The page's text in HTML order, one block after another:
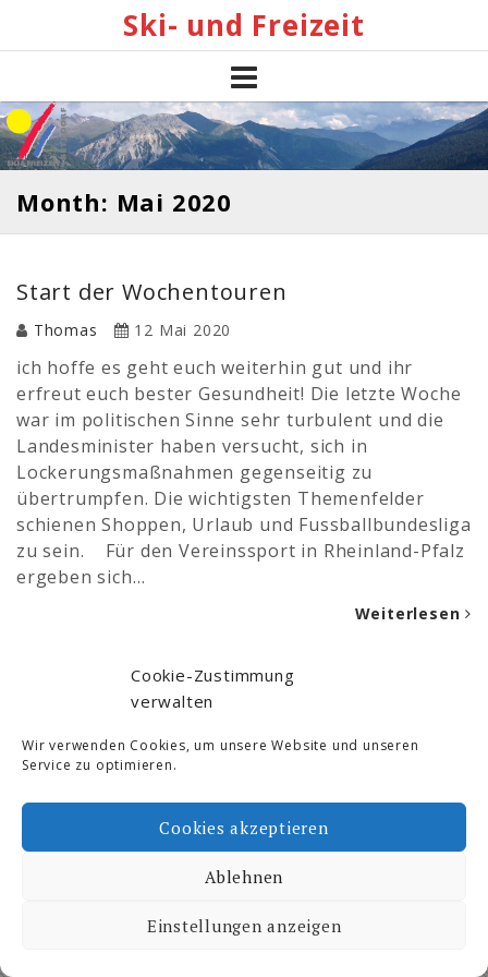
Cookie-Zustimmung
verwalten
Wir verwenden Cookies, um unsere Website und unseren
Service zu optimieren.
Cookies akzeptieren
Ablehnen
Einstellungen anzeigen
Ski- und Freizeit
Month: Mai 2020
Start der Wochentouren
Thomas 12 Mai 2020
ich hoffe es geht euch weiterhin gut und ihr
erfreut euch bester Gesundheit! Die letzte Woche
war im politischen Sinne sehr turbulent und die
Landesminister haben versucht, sich in
Lockerungsmaßnahmen gegenseitig zu
übertrumpfen. Die wichtigsten Themenfelder
schienen Shoppen, Urlaub und Fussballbundesliga
zu sein. Für den Vereinssport in Rheinland-Pfalz
ergeben sich…
Weiterlesen
Ski- und Freizeit © 2026. All Rights Reserved.
Proudly powered by WordPress